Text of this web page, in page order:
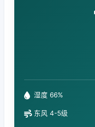
湿度 66%
东风 4-5级